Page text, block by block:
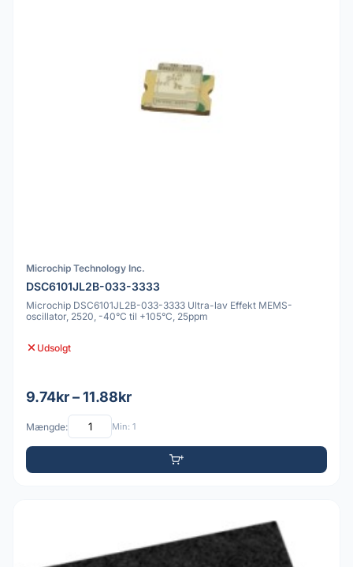
Microchip Technology Inc.
DSC6101JL2B-033-3333
Microchip DSC6101JL2B-033-3333 Ultra-lav Effekt MEMS-
oscillator, 2520, -40°C til +105°C, 25ppm
Udsolgt
9.74kr – 11.88kr
Mængde: Min: 1